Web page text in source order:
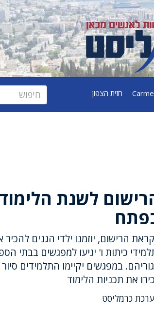
חזית הצפון
לשנת
הרישום, יוזמנו ילדי הגנים
כיתות ו' יגיעו למפגשים בבתי
במפגשים יקיימו התלמידים
את תכניות הלימוד
כרמליסט